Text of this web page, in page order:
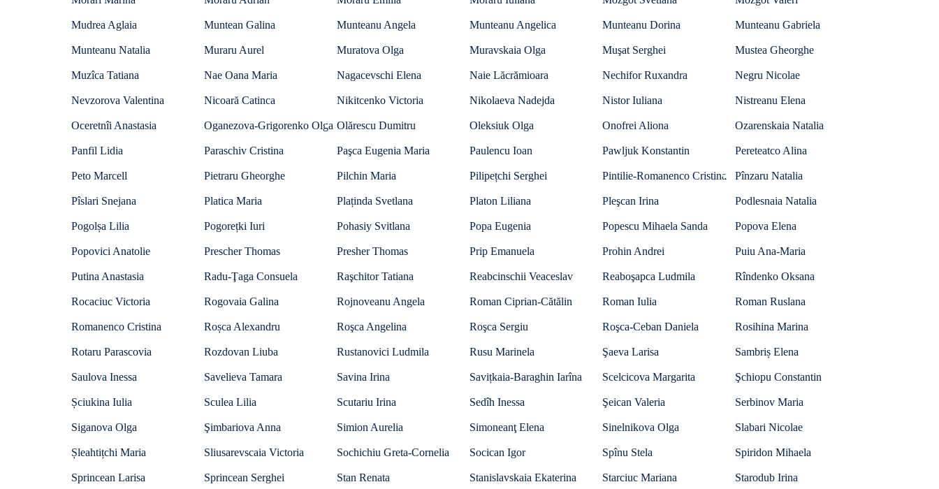
Mudrea Aglaia Muntean Galina Munteanu Angela Munteanu Angelica Munteanu Dorina Munteanu Gabriela
Munteanu Natalia Muraru Aurel Muratova Olga Muravskaia Olga Muşat Serghei Mustea Gheorghe
Muzîca Tatiana Nae Oana Maria Nagacevschi Elena Naie Lăcrămioara Nechifor Ruxandra Negru Nicolae
Nevzorova Valentina Nicoară Catinca Nikitcenko Victoria Nikolaeva Nadejda Nistor Iuliana Nistreanu Elena
Oceretnîi Anastasia Oganezova-Grigorenko Olga Olărescu Dumitru Oleksiuk Olga Onofrei Aliona Ozarenskaia Natalia
Panfil Lidia Paraschiv Cristina Paşca Eugenia Maria Paulencu Ioan Pawljuk Konstantin Pereteatco Alina
Peto Marcell Pietraru Gheorghe Pilchin Maria Pilipețchi Serghei Pintilie-Romanenco Cristina Pînzaru Natalia
Pîslari Snejana Platica Maria Plaținda Svetlana Platon Liliana Pleşcan Irina Podlesnaia Natalia
Pogolșa Lilia Pogorețki Iuri Pohasiy Svitlana Popa Eugenia Popescu Mihaela Sanda Popova Elena
Popovici Anatolie Prescher Thomas Presher Thomas Prip Emanuela Prohin Andrei Puiu Ana-Maria
Putina Anastasia Radu-Ţaga Consuela Raşchitor Tatiana Reabcinschii Veaceslav Reaboşapca Ludmila Rîndenko Oksana
Rocaciuc Victoria Rogovaia Galina Rojnoveanu Angela Roman Ciprian-Cătălin Roman Iulia Roman Ruslana
Romanenco Cristina Roșca Alexandru Roşca Angelina Roşca Sergiu Roşca-Ceban Daniela Rosihina Marina
Rotaru Parascovia Rozdovan Liuba Rustanovici Ludmila Rusu Marinela Şaeva Larisa Sambriș Elena
Saulova Inessa Savelieva Tamara Savina Irina Savițkaia-Baraghin Iarîna Scelcicova Margarita Şchiopu Constantin
Șciukina Iulia Sculea Lilia Scutariu Irina Sedîh Inessa Şeican Valeria Serbinov Maria
Siganova Olga Şimbariova Anna Simion Aurelia Simoneanţ Elena Sinelnikova Olga Slabari Nicolae
Șleahtițchi Maria Sliusarevscaia Victoria Sochichiu Greta-Cornelia Socican Igor Spînu Stela Spiridon Mihaela
Sprincean Larisa Sprincean Serghei Stan Renata Stanislavskaia Ekaterina Starciuc Mariana Starodub Irina